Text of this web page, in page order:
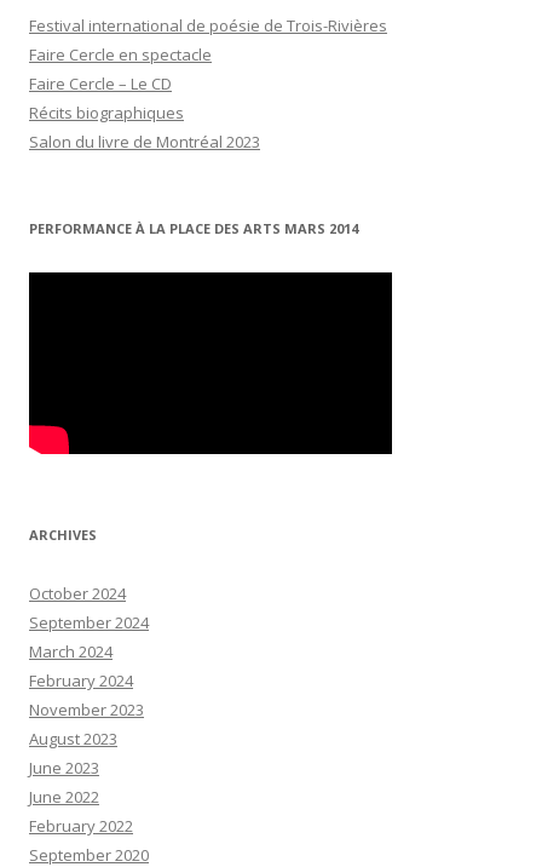
Festival international de poésie de Trois-Rivières
Faire Cercle en spectacle
Faire Cercle – Le CD
Récits biographiques
Salon du livre de Montréal 2023
PERFORMANCE À LA PLACE DES ARTS MARS 2014
ARCHIVES
October 2024
September 2024
March 2024
February 2024
November 2023
August 2023
June 2023
June 2022
February 2022
September 2020